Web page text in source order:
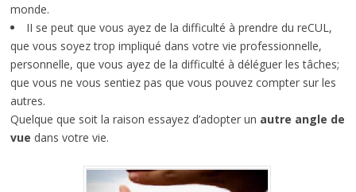
monde.
II se peut que vous ayez de la difficulté à prendre du reCUL,
que vous soyez trop impliqué dans votre vie professionnelle,
personnelle, que vous ayez de la difficulté à déléguer les tâches;
que vous ne vous sentiez pas que vous pouvez compter sur les
autres.
Quelque que soit la raison essayez d’adopter un autre angle de
vue dans votre vie.